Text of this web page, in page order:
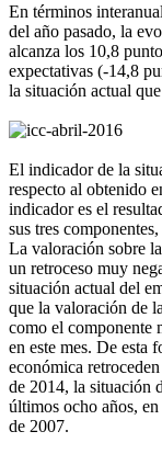
En términos
del año pasado, la
alcanza los 10,8
expectativas (-14,8
la situación actual
El indicador de la
respecto al obtenido
indicador es el
sus tres
La valoración sobre
un retroceso muy
situación actual del
que la valoración de
como el componente
en este mes. De esta
económica
de 2014, la situación
últimos ocho años,
de 2007.